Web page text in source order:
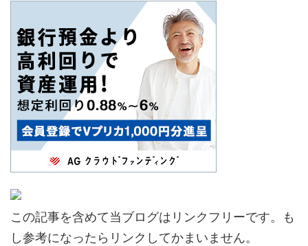
この記事を含めて当ブログはリンクフリーです。も
し参考になったらリンクしてかまいません。